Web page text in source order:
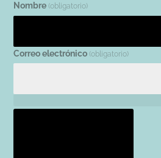
Nombre (obligatorio)
Correo electrónico (obligatorio)